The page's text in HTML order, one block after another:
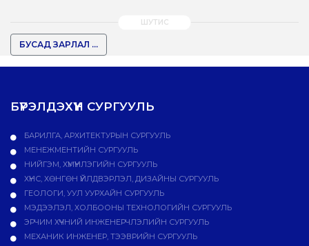
БУСАД ЗАРЛАЛ ...
БҮРЭЛДЭХҮҮН СУРГУУЛЬ
БАРИЛГА, АРХИТЕКТУРЫН СУРГУУЛЬ
МЕНЕЖМЕНТИЙН СУРГУУЛЬ
НИЙГЭМ, ХҮМҮҮНЛЭГИЙН СУРГУУЛЬ
ХҮНС, ХӨНГӨН ҮЙЛДВЭРЛЭЛ, ДИЗАЙНЫ СУРГУУЛЬ
ГЕОЛОГИ, УУЛ УУРХАЙН СУРГУУЛЬ
МЭДЭЭЛЭЛ, ХОЛБООНЫ ТЕХНОЛОГИЙН СУРГУУЛЬ
ЭРЧИМ ХҮЧНИЙ ИНЖЕНЕРЧЛЭЛИЙН СУРГУУЛЬ
МЕХАНИК ИНЖЕНЕР, ТЭЭВРИЙН СУРГУУЛЬ